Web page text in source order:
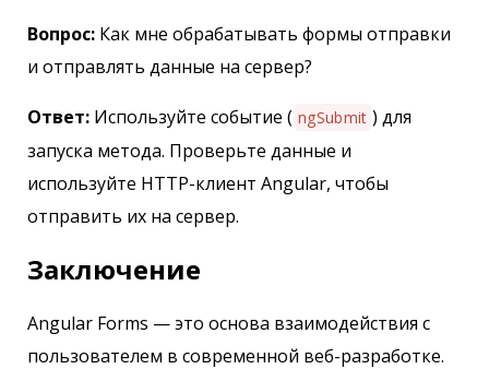
Вопрос: Как мне обрабатывать формы отправки
и отправлять данные на сервер?
Ответ: Используйте событие ( ngSubmit ) для
запуска метода. Проверьте данные и
используйте HTTP-клиент Angular, чтобы
отправить их на сервер.
Заключение
Angular Forms — это основа взаимодействия с
пользователем в современной веб-разработке.